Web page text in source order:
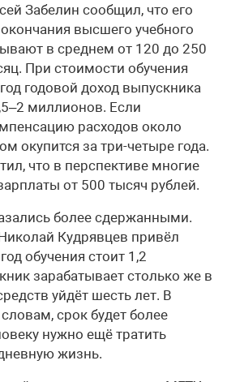
Забелин сообщил, что его
высшего учебного
в среднем от 120 до 250
При стоимости обучения
годовой доход выпускника
миллионов. Если
расходов около
окупится за три-четыре года.
что в перспективе многие
от 500 тысяч рублей.
более сдержанными.
Кудрявцев привёл
обучения стоит 1,2
зарабатывает столько же в
уйдёт шесть лет. В
срок будет более
нужно ещё тратить
жизнь.